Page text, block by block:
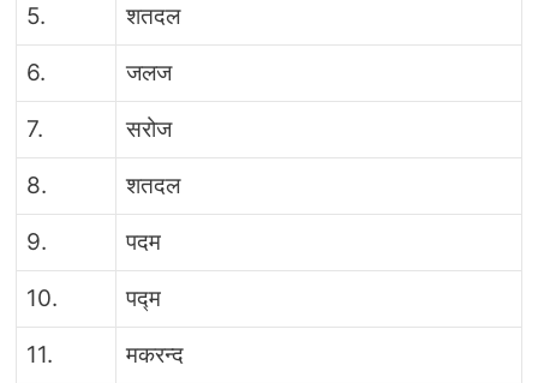
5. शतदल
6. जलज
7. सरोज
8. शतदल
9. पदम
10. पद्म
11. मकरन्द